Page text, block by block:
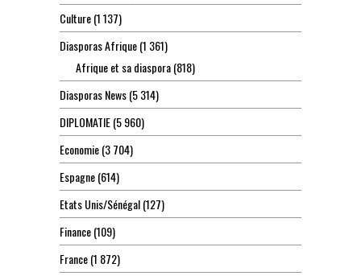
Culture(1 137)
Diasporas Afrique(1 361)
Afrique et sa diaspora(818)
Diasporas News(5 314)
DIPLOMATIE(5 960)
Economie(3 704)
Espagne(614)
Etats Unis/Sénégal(127)
Finance(109)
France(1 872)